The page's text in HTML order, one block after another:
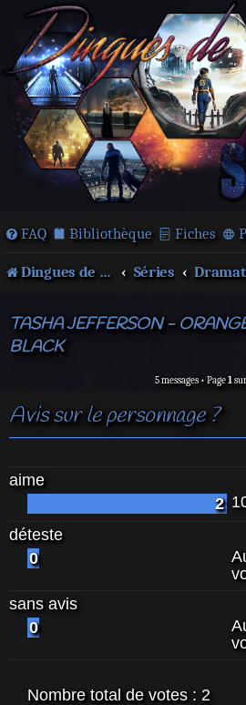
FAQ Bibliothèque Fiches
Dingues de séries télé ! Séries
TASHA JEFFERSON -
BLACK
5 messages • Page1
Avis sur le personnage ?
aime
2
déteste
0
sans avis
0
Nombre total de votes : 2